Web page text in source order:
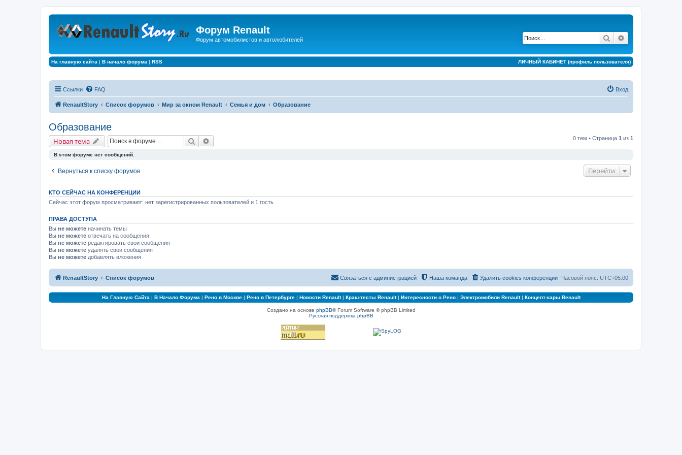
Форум Renault
Форум автомобилистов и автолюбителей Поиск
На главную сайта | В начало форума | RSS ЛИЧНЫЙ КАБИНЕТ (профиль пользователя)
Ссылки FAQ Вход
RenaultStory Список форумов Мир за окном Renault Семья и дом Образование
Образование
Новая тема Поиск 0 тем • Страница 1 из 1
В этом форуме нет сообщений.
Вернуться к списку форумов Перейти
КТО СЕЙЧАС НА КОНФЕРЕНЦИИ
Сейчас этот форум просматривают: нет зарегистрированных пользователей и 1 гость
ПРАВА ДОСТУПА
Вы не можете начинать темы
Вы не можете отвечать на сообщения
Вы не можете редактировать свои сообщения
Вы не можете удалять свои сообщения
Вы не можете добавлять вложения
RenaultStory Список форумов Часовой пояс: UTC+05:00
Удалить cookies конференции
Наша команда
Связаться с администрацией
На Главную Сайта | В Начало Форума | Рено в Москве| Рено в Петербурге| Новости Renault| Краш-тесты Renault| Интересности о Рено| Электромобили Renault| Концепт-кары Renault
Создано на основе phpBB® Forum Software © phpBB Limited
Русская поддержка phpBB